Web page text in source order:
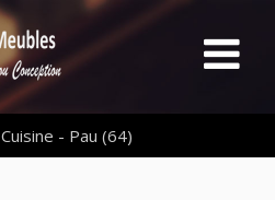
Cuisine - Pau (64)